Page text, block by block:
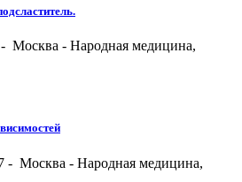
Москва - Народная медицина,
- Москва - Народная медицина,